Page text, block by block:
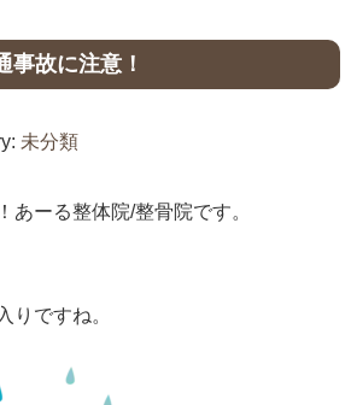
事故に注意！
未分類
あーる整体院/整骨院です。
りですね。